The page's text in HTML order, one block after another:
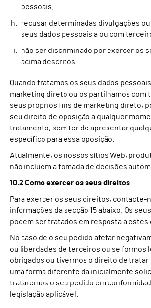
pessoais;
recusar determinadas divulgações
seus dados pessoais a ou com
não ser discriminado por exercer os
acima descritos.
Quando tratamos os seus dados
marketing direto ou os partilhamos com
seus próprios fins de marketing direto,
seu direito de oposição a qualquer
tratamento, sem ter de apresentar
específico para essa oposição.
Atualmente, os nossos sítios Web,
não incluem a tomada de decisões
10.2 Como exercer os seus direitos
Para exercer os seus direitos, contacte-
informações da secção 15 abaixo. Os
podem ser tratados em resposta a estes
No caso de o seu pedido afetar
ou liberdades de terceiros ou se formos
obrigados ou tivermos o direito de tratar
uma forma diferente da inicialmente
trataremos o seu pedido em
legislação aplicável.